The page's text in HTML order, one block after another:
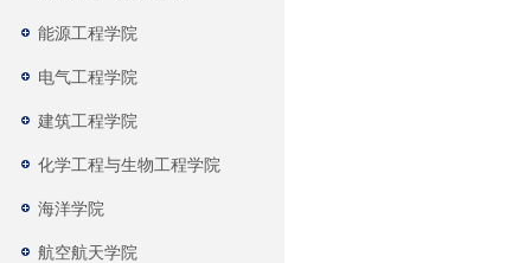
能源工程学院
电气工程学院
建筑工程学院
化学工程与生物工程学院
海洋学院
航空航天学院